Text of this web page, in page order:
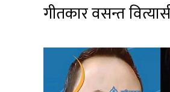
गीतकार वसन्त